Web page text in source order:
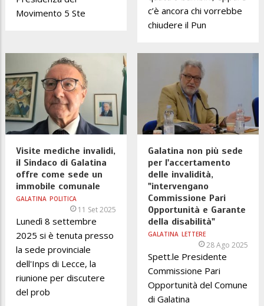
Movimento 5 Ste
c’è ancora chi vorrebbe
chiudere il Pun
Visite mediche invalidi,
il Sindaco di Galatina
offre come sede un
immobile comunale
GALATINA POLITICA
11 Set 2025
Lunedì 8 settembre
2025 si è tenuta presso
la sede provinciale
dell'Inps di Lecce, la
riunione per discutere
del prob
Galatina non più sede
per l'accertamento
delle invalidità,
"intervengano
Commissione Pari
Opportunità e Garante
della disabilità"
GALATINA LETTERE
28 Ago 2025
Spett.le Presidente
Commissione Pari
Opportunità del Comune
di Galatina